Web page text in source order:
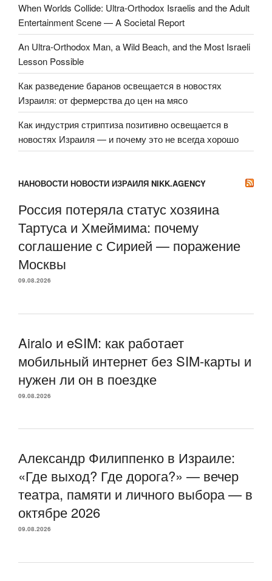
When Worlds Collide: Ultra-Orthodox Israelis and the Adult
Entertainment Scene — A Societal Report
An Ultra-Orthodox Man, a Wild Beach, and the Most Israeli
Lesson Possible
Как разведение баранов освещается в новостях
Израиля: от фермерства до цен на мясо
Как индустрия стриптиза позитивно освещается в
новостях Израиля — и почему это не всегда хорошо
НАНОВОСТИ НОВОСТИ ИЗРАИЛЯ NIKK.AGENCY
Россия потеряла статус хозяина
Тартуса и Хмеймима: почему
соглашение с Сирией — поражение
Москвы
09.08.2026
Airalo и eSIM: как работает
мобильный интернет без SIM-карты и
нужен ли он в поездке
09.08.2026
Александр Филиппенко в Израиле:
«Где выход? Где дорога?» — вечер
театра, памяти и личного выбора — в
октябре 2026
09.08.2026